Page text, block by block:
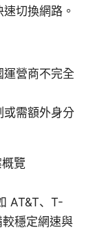
切換網路。
運營商不完全
或需額外身分
覽
AT&T、T-
穩定網速與